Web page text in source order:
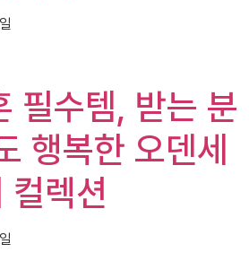
필수템, 받는 분
행복한 오덴세
컬렉션